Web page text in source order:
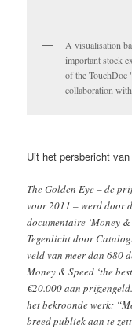
A visualisation
important stock
of the TouchDoc
collaboration
Uit het persbericht
The Golden Eye – de
voor 2011 – werd door
documentaire ‘Money
Tegenlicht door
veld van meer dan 680
Money & Speed ‘the
€20.000 aan
het bekroonde werk:
breed publiek aan te